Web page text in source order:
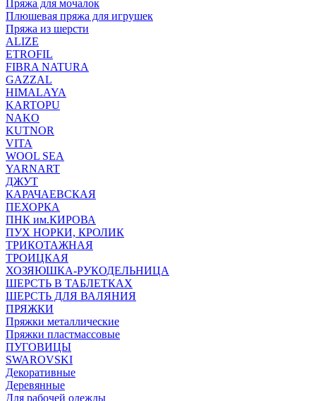
Пряжа для мочалок
Плюшевая пряжа для игрушек
Пряжа из шерсти
ALIZE
ETROFIL
FIBRA NATURA
GAZZAL
HIMALAYA
KARTOPU
NAKO
KUTNOR
VITA
WOOL SEA
YARNART
ДЖУТ
КАРАЧАЕВСКАЯ
ПЕХОРКА
ПНК им.КИРОВА
ПУХ НОРКИ, КРОЛИК
ТРИКОТАЖНАЯ
ТРОИЦКАЯ
ХОЗЯЮШКА-РУКОДЕЛЬНИЦА
ШЕРСТЬ В ТАБЛЕТКАХ
ШЕРСТЬ ДЛЯ ВАЛЯНИЯ
ПРЯЖКИ
Пряжки металлические
Пряжки пластмассовые
ПУГОВИЦЫ
SWAROVSKI
Декоративные
Деревянные
Для рабочей одежды